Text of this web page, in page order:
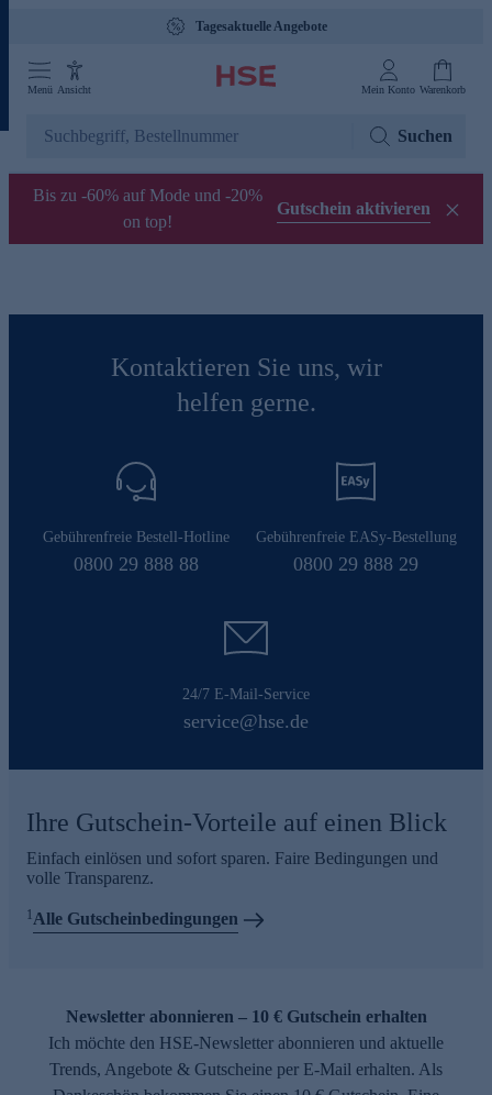
Tagesaktuelle Angebote
Menü Ansicht Mein Konto Warenkorb
Suchen
Bis zu -60% auf Mode und -20%
on top!
Gutschein aktivieren
Kontaktieren Sie uns, wir
helfen gerne.
Gebührenfreie Bestell-Hotline
0800 29 888 88
Gebührenfreie EASy-Bestellung
0800 29 888 29
24/7 E-Mail-Service
service@hse.de
Ihre Gutschein-Vorteile auf einen Blick
Einfach einlösen und sofort sparen. Faire Bedingungen und
volle Transparenz.
1Alle Gutscheinbedingungen
Newsletter abonnieren – 10 € Gutschein erhalten
Ich möchte den HSE-Newsletter abonnieren und aktuelle
Trends, Angebote & Gutscheine per E-Mail erhalten. Als